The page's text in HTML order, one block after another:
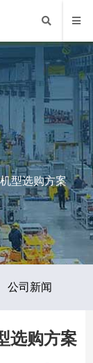
型选购方案
公司新闻
选购方案